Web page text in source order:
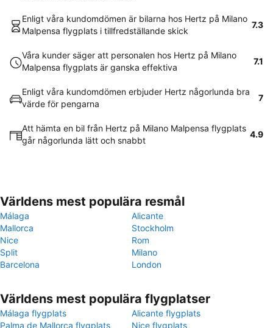
Enligt våra kundomdömen är bilarna hos Hertz på Milano
Malpensa flygplats i tillfredställande skick
7.3
Våra kunder säger att personalen hos Hertz på Milano
Malpensa flygplats är ganska effektiva
7.1
Enligt våra kundomdömen erbjuder Hertz någorlunda bra
värde för pengarna
7
Att hämta en bil från Hertz på Milano Malpensa flygplats
går någorlunda lätt och snabbt
4.9
Världens mest populära resmål
Málaga
Alicante
Mallorca
Stockholm
Nice
Rom
Split
Milano
Barcelona
London
Världens mest populära flygplatser
Málaga flygplats
Alicante flygplats
Palma de Mallorca flygplats
Nice flygplats